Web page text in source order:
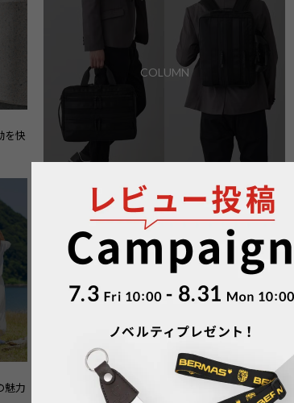
を快
COLUMN
背負える2WAY・3WAYビジネスバッグという選択
｜移動の多い毎日に、無理のないバッグ選びを
魅力
COLUMN